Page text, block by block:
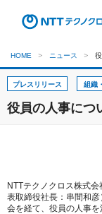
HOME ニュース
プレスリリース 組織
役員の人事につ
NTTテクノクロス株式
表取締役社長：串間和
会を経て、役員の人事を